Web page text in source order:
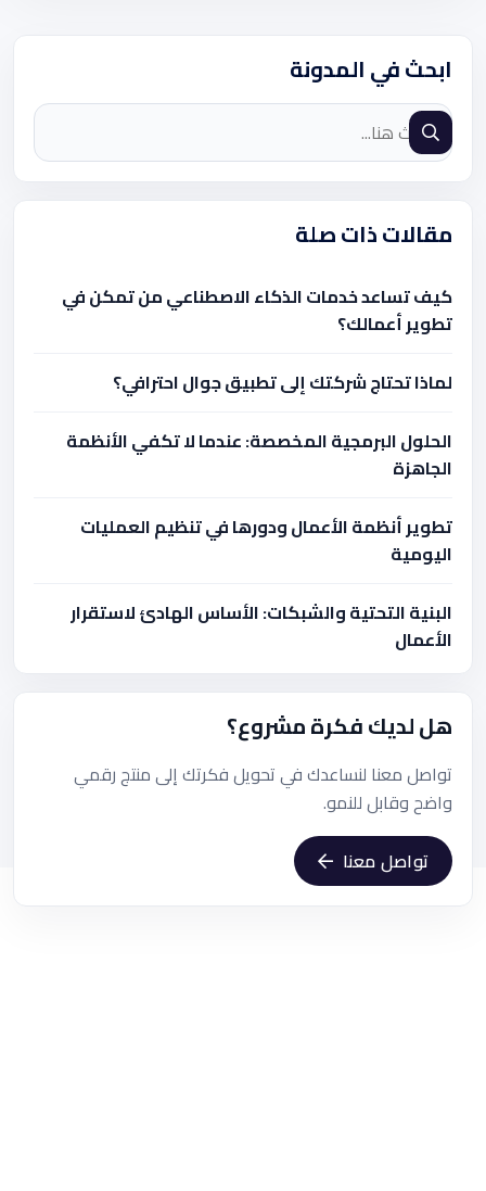
ابحث في المدونة
مقالات ذات صلة
كيف تساعد خدمات الذكاء الاصطناعي من تمكن في
تطوير أعمالك؟
لماذا تحتاج شركتك إلى تطبيق جوال احترافي؟
الحلول البرمجية المخصصة: عندما لا تكفي الأنظمة
الجاهزة
تطوير أنظمة الأعمال ودورها في تنظيم العمليات
اليومية
البنية التحتية والشبكات: الأساس الهادئ لاستقرار
الأعمال
هل لديك فكرة مشروع؟
تواصل معنا لنساعدك في تحويل فكرتك إلى منتج رقمي
واضح وقابل للنمو.
تواصل معنا